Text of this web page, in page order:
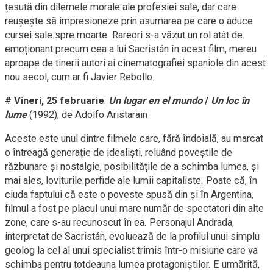
țesută din dilemele morale ale profesiei sale, dar care
reușește să impresioneze prin asumarea pe care o aduce
cursei sale spre moarte. Rareori s-a văzut un rol atât de
emoționant precum cea a lui Sacristán în acest film, mereu
aproape de tinerii autori ai cinematografiei spaniole din acest
nou secol, cum ar fi Javier Rebollo.
# Vineri, 25 februarie: Un lugar en el mundo/ Un loc în
lume(1992), de Adolfo Aristarain
Aceste este unul dintre filmele care, fără îndoială, au marcat
o întreagă generație de idealiști, reluând poveștile de
răzbunare și nostalgie, posibilitățile de a schimba lumea, și
mai ales, loviturile perfide ale lumii capitaliste. Poate că, în
ciuda faptului că este o poveste spusă din și în Argentina,
filmul a fost pe placul unui mare număr de spectatori din alte
zone, care s-au recunoscut în ea. Personajul Andrada,
interpretat de Sacristán, evoluează de la profilul unui simplu
geolog la cel al unui specialist trimis într-o misiune care va
schimba pentru totdeauna lumea protagoniștilor. E urmărită,